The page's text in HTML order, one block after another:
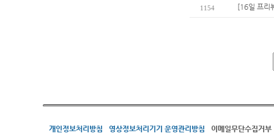
1154 [16일 프리
개인정보처리방침 영상정보처리기기 운영관리방침 이메일무단수집거부